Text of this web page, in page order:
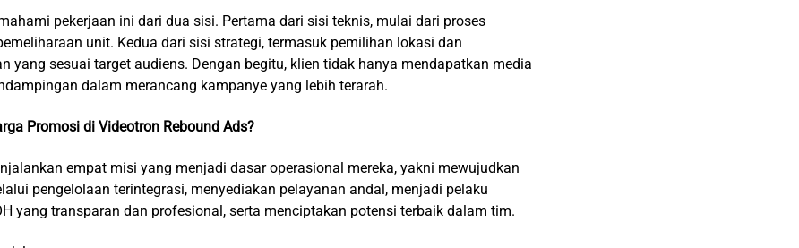
pekerjaan ini dari dua sisi. Pertama dari sisi teknis, mulai dari proses
unit. Kedua dari sisi strategi, termasuk pemilihan lokasi dan
yang sesuai target audiens. Dengan begitu, klien tidak hanya mendapatkan media
dalam merancang kampanye yang lebih terarah.
Promosi di Videotron Rebound Ads?
empat misi yang menjadi dasar operasional mereka, yakni mewujudkan
pengelolaan terintegrasi, menyediakan pelayanan andal, menjadi pelaku
yang transparan dan profesional, serta menciptakan potensi terbaik dalam tim.